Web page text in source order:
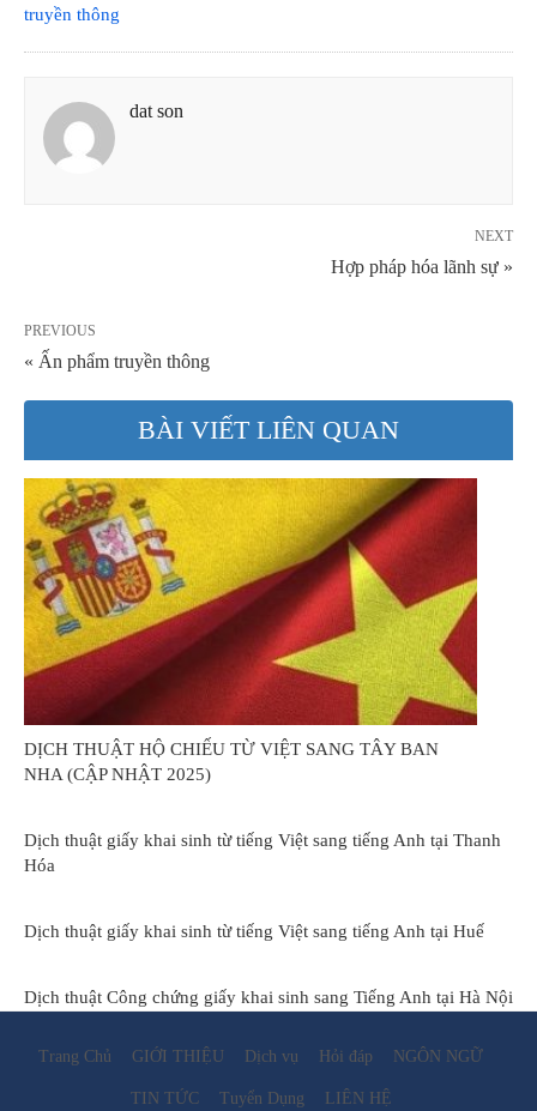
truyền thông
dat son
NEXT
Hợp pháp hóa lãnh sự »
PREVIOUS
« Ấn phẩm truyền thông
BÀI VIẾT LIÊN QUAN
DỊCH THUẬT HỘ CHIẾU TỪ VIỆT SANG TÂY BAN
NHA (CẬP NHẬT 2025)
Dịch thuật giấy khai sinh từ tiếng Việt sang tiếng Anh tại Thanh
Hóa
Dịch thuật giấy khai sinh từ tiếng Việt sang tiếng Anh tại Huế
Dịch thuật Công chứng giấy khai sinh sang Tiếng Anh tại Hà Nội
Trang Chủ GIỚI THIỆU Dịch vụ Hỏi đáp NGÔN NGỮ
TIN TỨC Tuyển Dụng LIÊN HỆ